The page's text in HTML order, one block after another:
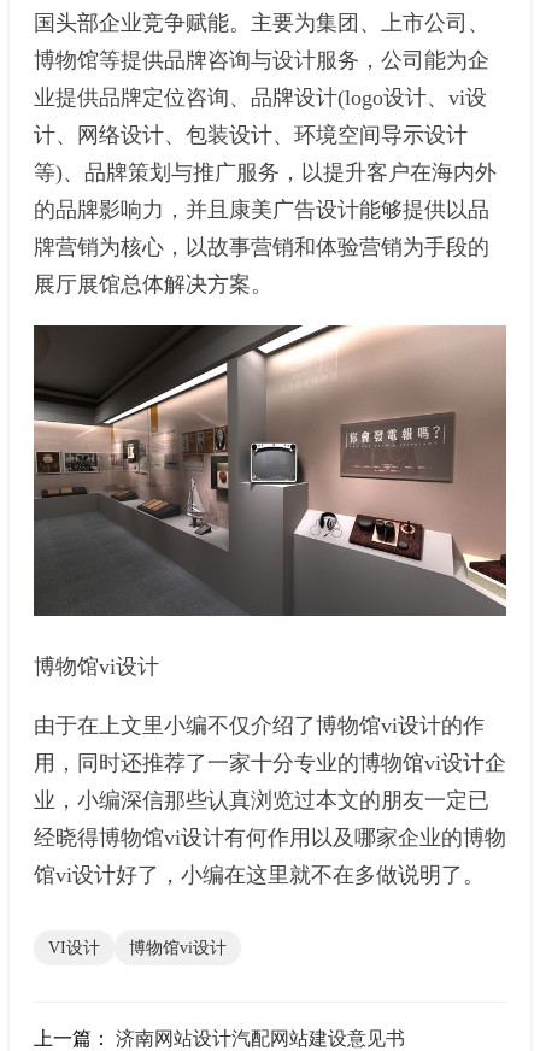
国头部企业竞争赋能。主要为集团、上市公司、
博物馆等提供品牌咨询与设计服务，公司能为企
业提供品牌定位咨询、品牌设计(logo设计、vi设
计、网络设计、包装设计、环境空间导示设计
等)、品牌策划与推广服务，以提升客户在海内外
的品牌影响力，并且康美广告设计能够提供以品
牌营销为核心，以故事营销和体验营销为手段的
展厅展馆总体解决方案。
博物馆vi设计
由于在上文里小编不仅介绍了博物馆vi设计的作
用，同时还推荐了一家十分专业的博物馆vi设计企
业，小编深信那些认真浏览过本文的朋友一定已
经晓得博物馆vi设计有何作用以及哪家企业的博物
馆vi设计好了，小编在这里就不在多做说明了。
VI设计 博物馆vi设计
上一篇： 济南网站设计汽配网站建设意见书